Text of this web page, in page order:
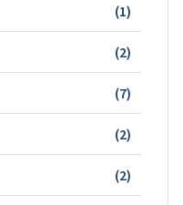
(1)
(2)
(7)
(2)
(2)